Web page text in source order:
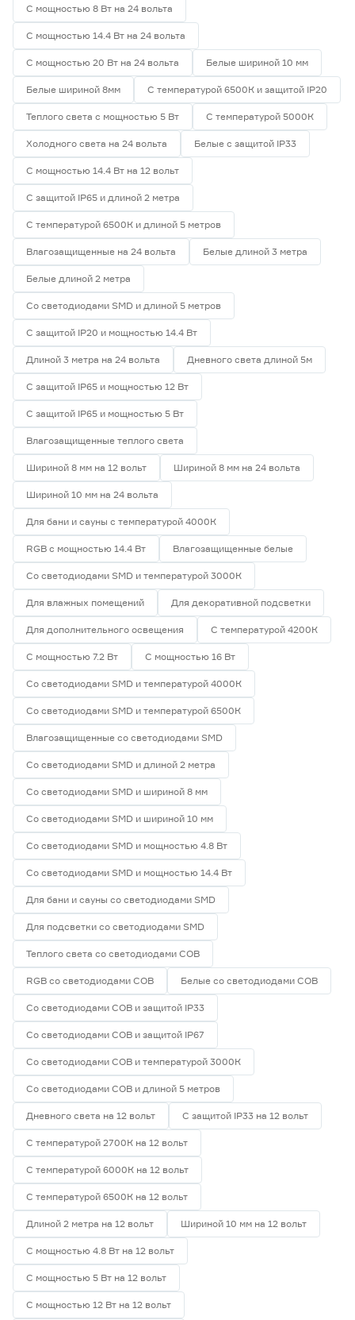
С мощностью 8 Вт на 24 вольта
С мощностью 14.4 Вт на 24 вольта
С мощностью 20 Вт на 24 вольта Белые шириной 10 мм
Белые шириной 8мм С температурой 6500К и защитой IP20
Теплого света с мощностью 5 Вт С температурой 5000К
Холодного света на 24 вольта Белые с защитой IP33
С мощностью 14.4 Вт на 12 вольт
С защитой IP65 и длиной 2 метра
С температурой 6500К и длиной 5 метров
Влагозащищенные на 24 вольта Белые длиной 3 метра
Белые длиной 2 метра
Со светодиодами SMD и длиной 5 метров
С защитой IP20 и мощностью 14.4 Вт
Длиной 3 метра на 24 вольта Дневного света длиной 5м
С защитой IP65 и мощностью 12 Вт
С защитой IP65 и мощностью 5 Вт
Влагозащищенные теплого света
Шириной 8 мм на 12 вольт Шириной 8 мм на 24 вольта
Шириной 10 мм на 24 вольта
Для бани и сауны с температурой 4000К
RGB с мощностью 14.4 Вт Влагозащищенные белые
Со светодиодами SMD и температурой 3000К
Для влажных помещений Для декоративной подсветки
Для дополнительного освещения С температурой 4200К
С мощностью 7.2 Вт С мощностью 16 Вт
Со светодиодами SMD и температурой 4000К
Со светодиодами SMD и температурой 6500К
Влагозащищенные со светодиодами SMD
Со светодиодами SMD и длиной 2 метра
Со светодиодами SMD и шириной 8 мм
Со светодиодами SMD и шириной 10 мм
Со светодиодами SMD и мощностью 4.8 Вт
Со светодиодами SMD и мощностью 14.4 Вт
Для бани и сауны со светодиодами SMD
Для подсветки со светодиодами SMD
Теплого света со светодиодами СОВ
RGB со светодиодами СОВ Белые со светодиодами СОВ
Со светодиодами СОВ и защитой IP33
Со светодиодами СОВ и защитой IP67
Со светодиодами СОВ и температурой 3000К
Со светодиодами СОВ и длиной 5 метров
Дневного света на 12 вольт С защитой IP33 на 12 вольт
С температурой 2700К на 12 вольт
С температурой 6000К на 12 вольт
С температурой 6500К на 12 вольт
Длиной 2 метра на 12 вольт Шириной 10 мм на 12 вольт
С мощностью 4.8 Вт на 12 вольт
С мощностью 5 Вт на 12 вольт
С мощностью 12 Вт на 12 вольт